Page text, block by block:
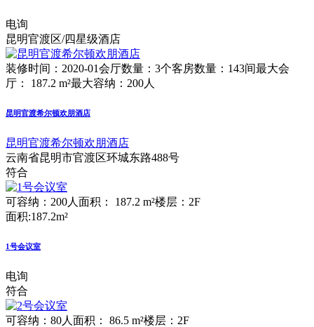
电询
昆明官渡区/四星级酒店
装修时间：2020-01会厅数量：3个客房数量：143间最大会
厅： 187.2 m²最大容纳：200人
昆明官渡希尔顿欢朋酒店
昆明官渡希尔顿欢朋酒店
云南省昆明市官渡区环城东路488号
符合
可容纳：200人 面积： 187.2 m²楼层：2F
面积:187.2m²
1号会议室
电询
符合
可容纳：80人 面积： 86.5 m²楼层：2F